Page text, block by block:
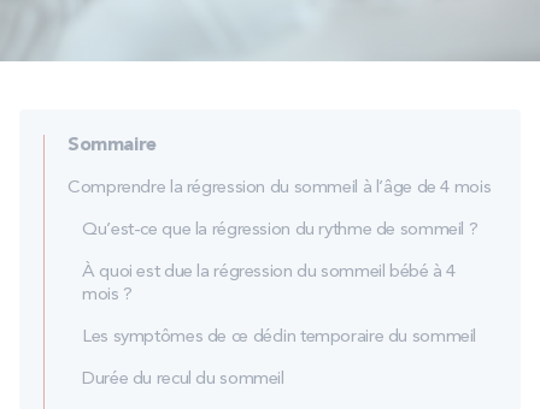
Nos engagements
Sommaire
Comprendre la régression du sommeil à l’âge de 4 mois
Qu’est-ce que la régression du rythme de sommeil ?
À quoi est due la régression du sommeil bébé à 4
mois ?
Les symptômes de ce déclin temporaire du sommeil
Durée du recul du sommeil